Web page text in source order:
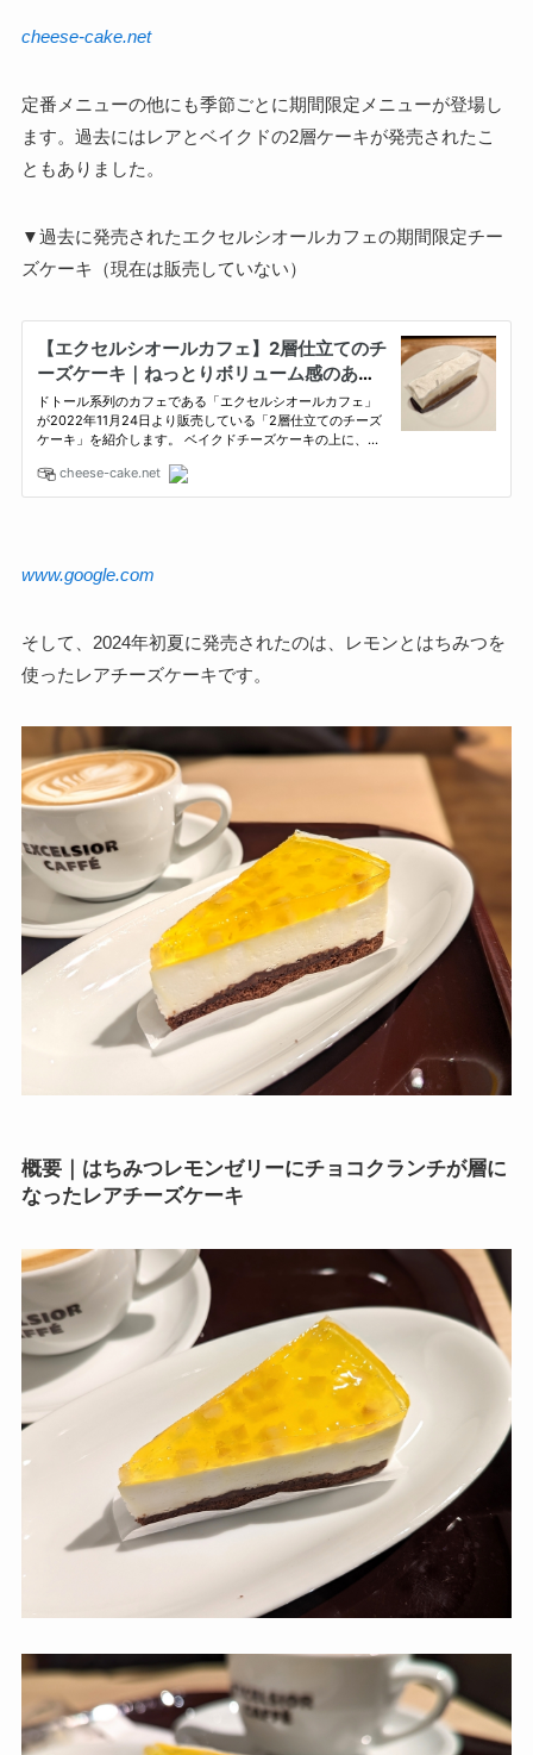
cheese-cake.net
定番メニューの他にも季節ごとに期間限定メニューが登場し
ます。過去にはレアとベイクドの2層ケーキが発売されたこ
ともありました。
▼過去に発売されたエクセルシオールカフェの期間限定チー
ズケーキ（現在は販売していない）
www.google.com
そして、2024年初夏に発売されたのは、レモンとはちみつを
使ったレアチーズケーキです。
概要｜はちみつレモンゼリーにチョコクランチが層に
なったレアチーズケーキ